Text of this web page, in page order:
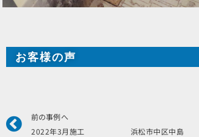
お客様の声
Prev
前の事例へ
2022年3月施工 浜松市中区中